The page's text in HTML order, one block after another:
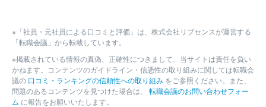
※「社員・元社員による口コミと評価」は、株式会社リブセンスが運営する
「転職会議」から転載しています。
※掲載されている情報の真偽、正確性につきまして、当サイトは責任を負い
かねます。コンテンツのガイドライン・信憑性の取り組みに関しては転職会
議の 口コミ・ランキングの信頼性への取り組み をご参照ください。また、
問題のあるコンテンツを見つけた場合は、 転職会議のお問い合わせフォー
ム に報告をお願いいたします。